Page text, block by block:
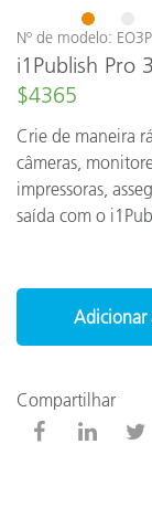
1 2
Nº de modelo:
i1Publish Pro
$4365
Crie de maneira
câmeras,
impressoras,
saída com o
Adicionar
Compartilhar